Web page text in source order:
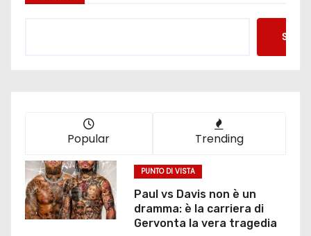
Popular Trending
PUNTO DI VISTA
Paul vs Davis non è un
dramma: è la carriera di
Gervonta la vera tragedia